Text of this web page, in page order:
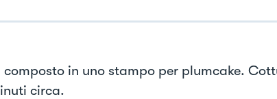
composto in uno stampo per plumcake.
circa.